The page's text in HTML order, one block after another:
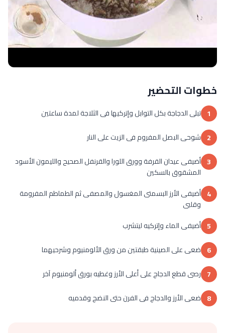
خطوات التحضير
1 تبلى الدجاجة بكل التوابل وإتركيها فى الثلاجة لمدة ساعتين
2 شوحى البصل المفروم فى الزيت على النار
3 أضيفى عيدان القرفة وورق اللورا والقرنفل الصحيح والليمون الأسود
المشقوق بالسكين
4 أضيفى الأرز البسمتى المغسول والمصفى ثم الطماطم المفرومة
وقلبى
5 أضيفى الماء وإتركيه ليتشرب
6 ضعى على الصينية طبقتين من ورق الألومنيوم وشرحيهما
7 رصى قطع الدجاج على أعلى الأرز وغطيه بورق ألومنيوم آخر
8 ضعى الأرز والدجاج فى الفرن حتى النضج وقدميه